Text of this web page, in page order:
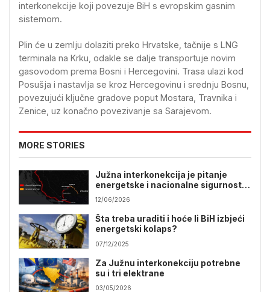
interkonekcije koji povezuje BiH s evropskim gasnim
sistemom.
Plin će u zemlju dolaziti preko Hrvatske, tačnije s LNG
terminala na Krku, odakle se dalje transportuje novim
gasovodom prema Bosni i Hercegovini. Trasa ulazi kod
Posušja i nastavlja se kroz Hercegovinu i srednju Bosnu,
povezujući ključne gradove poput Mostara, Travnika i
Zenice, uz konačno povezivanje sa Sarajevom.
MORE STORIES
Južna interkonekcija je pitanje
energetske i nacionalne sigurnosti
BiH
12/06/2026
Šta treba uraditi i hoće li BiH izbjeći
energetski kolaps?
07/12/2025
Za Južnu interkonekciju potrebne
su i tri elektrane
03/05/2026